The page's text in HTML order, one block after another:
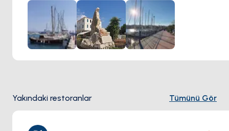
Yakındaki restoranlar Tümünü Gör